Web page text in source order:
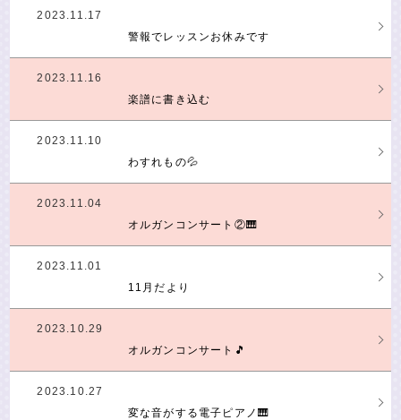
2023.11.17
警報でレッスンお休みです
2023.11.16
楽譜に書き込む
2023.11.10
わすれもの💦
2023.11.04
オルガンコンサート②🎹
2023.11.01
11月だより
2023.10.29
オルガンコンサート🎵
2023.10.27
変な音がする電子ピアノ🎹